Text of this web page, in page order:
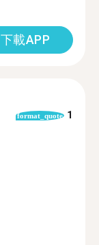
下載APP
format_quote 1